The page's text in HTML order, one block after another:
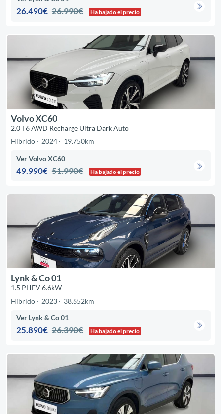
26.490€ 26.990€ Ha bajado el precio
Volvo XC60
2.0 T6 AWD Recharge Ultra Dark Auto
Híbrido
2024 19.750km
Ver Volvo XC60
49.990€ 51.990€ Ha bajado el precio
Lynk & Co 01
1.5 PHEV 6.6kW
Híbrido
2023 38.652km
Ver Lynk & Co 01
25.890€ 26.390€ Ha bajado el precio